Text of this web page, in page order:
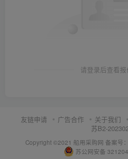
请登录后查看
友链申请 广告合作 关于我们
苏B2-
Copyright ©2021 船用采购网 备案号
苏公网安备